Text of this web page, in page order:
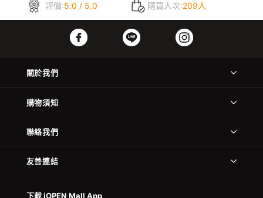
評價:5.0 / 5.0 購買人次:209人
關於我們
購物須知
聯絡我們
友善連結
下載 iOPEN Mall App